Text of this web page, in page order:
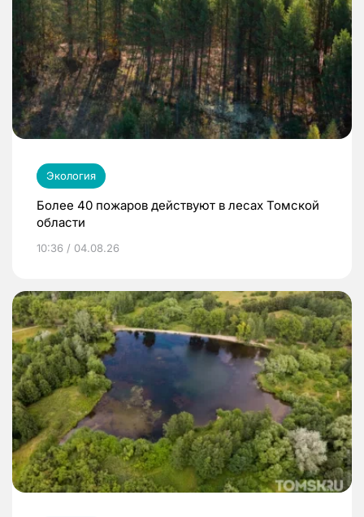
Экология
Более 40 пожаров действуют в лесах Томской
области
10:36 / 04.08.26